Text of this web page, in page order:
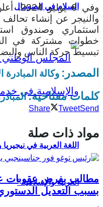
السلام في الصومال
اللغة العربية في
العربية والإسلامية”
وفي 6
والنيجر عن إنشاء
استثماري وصندوق
خطوات مشتركة في
تبسيط حركة الناس
المصدر: وكالة المبادرة
كلمات مفتاحية:
Share TweetSend
مواد ذات صلة
مطالب بفرض عقوبات
بسبب التعديل